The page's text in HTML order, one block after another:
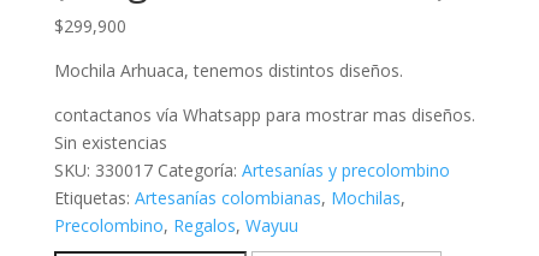
$299,900
Mochila Arhuaca, tenemos distintos diseños.
contactanos vía Whatsapp para mostrar mas diseños.
Sin existencias
SKU: 330017 Categoría: Artesanías y precolombino
Etiquetas: Artesanías colombianas, Mochilas,
Precolombino, Regalos, Wayuu